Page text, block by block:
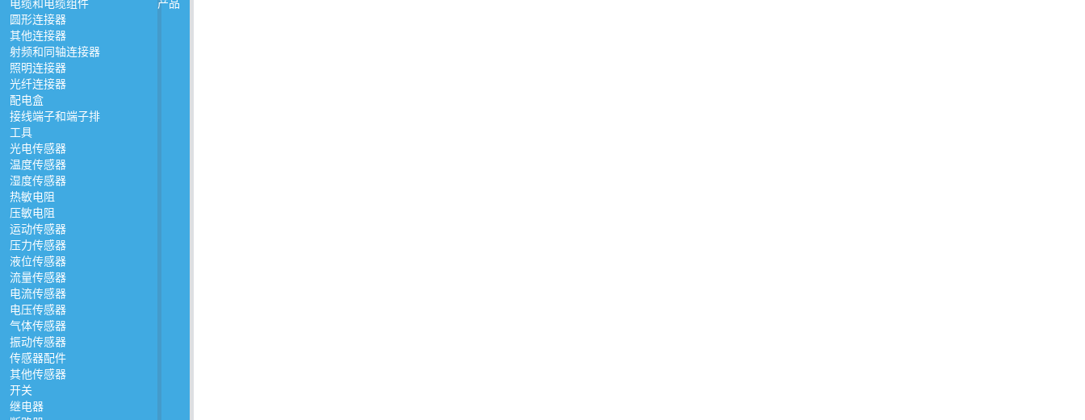
圆形连接器
其他连接器
射频和同轴连接器
照明连接器
光纤连接器
配电盒
接线端子和端子排
工具
光电传感器
温度传感器
湿度传感器
热敏电阻
压敏电阻
运动传感器
压力传感器
液位传感器
流量传感器
电流传感器
电压传感器
气体传感器
振动传感器
传感器配件
其他传感器
开关
继电器